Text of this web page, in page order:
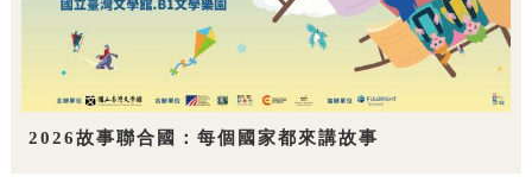
2026故事聯合國：每個國家都來講故事